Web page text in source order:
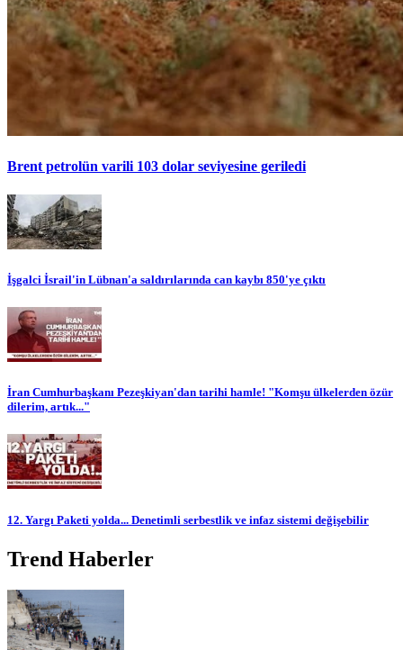
Brent petrolün varili 103 dolar seviyesine geriledi
İşgalci İsrail'in Lübnan'a saldırılarında can kaybı 850'ye çıktı
İran Cumhurbaşkanı Pezeşkiyan'dan tarihi hamle! "Komşu ülkelerden özür
dilerim, artık..."
12. Yargı Paketi yolda... Denetimli serbestlik ve infaz sistemi değişebilir
Trend Haberler